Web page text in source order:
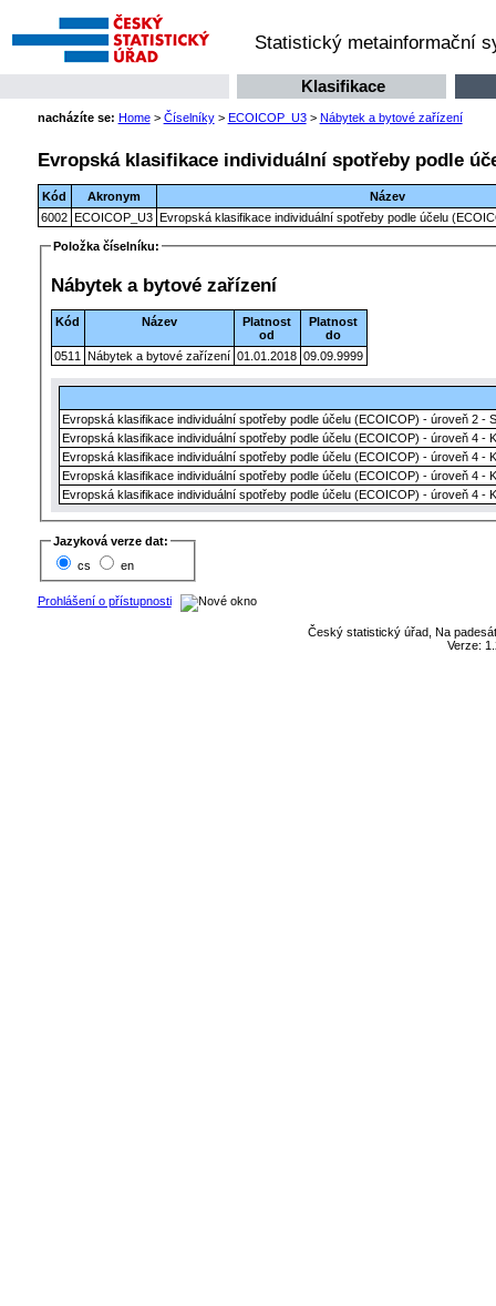
Statistický metainformační
Klasifikace
nacházíte se: Home> Číselníky> ECOICOP_U3> Nábytek a bytové zařízení
Evropská klasifikace individuální spotřeby podle
Kód Akronym
Název
6002 ECOICOP_U3 Evropská klasifikace individuální spotřeby podle účelu
Položka číselníku:
Nábytek a bytové zařízení
Kód Název
Platnost
od
Platnost
do
0511
Nábytek a bytové zařízení 01.01.2018 09.09.9999
Evropská klasifikace individuální spotřeby podle účelu (ECOICOP) - úroveň 2 -
Evropská klasifikace individuální spotřeby podle účelu (ECOICOP) - úroveň 4 -
Evropská klasifikace individuální spotřeby podle účelu (ECOICOP) - úroveň 4 -
Evropská klasifikace individuální spotřeby podle účelu (ECOICOP) - úroveň 4 -
Evropská klasifikace individuální spotřeby podle účelu (ECOICOP) - úroveň 4 -
Jazyková verze dat:
cs
en
Prohlášení o přístupnosti
Český statistický úřad, Na
Verze: